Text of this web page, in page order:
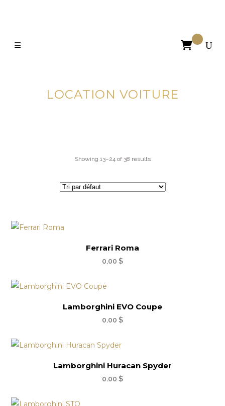

LOCATION VOITURE
Showing 13–24 of 38 results
Ferrari Roma
0.00 $
Lamborghini EVO Coupe
0.00 $
Lamborghini Huracan Spyder
0.00 $